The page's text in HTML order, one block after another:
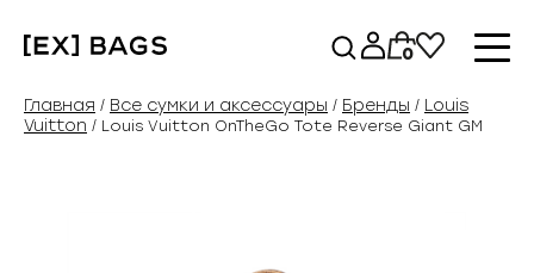
содержимому
0
Главная / Все сумки и аксессуары / Бренды / Louis
Vuitton / Louis Vuitton OnTheGo Tote Reverse Giant GM